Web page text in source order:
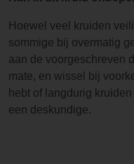
Hoewel veel kruiden
sommige bij overmatig
aan de voorgeschreven
mate, en wissel bij
hebt of langdurig
een deskundige.